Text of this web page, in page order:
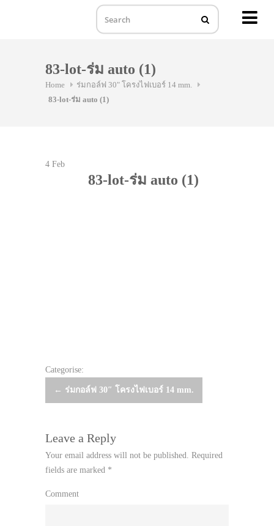
83-lot-ร่ม auto (1)
Home
ร่มกอล์ฟ 30" โครงไฟเบอร์ 14 mm.
83-lot-ร่ม auto (1)
4 Feb
83-lot-ร่ม auto (1)
Categorise:
Post
← ร่มกอล์ฟ 30″ โครงไฟเบอร์ 14 mm.
Leave a Reply
Your email address will not be published. Required
fields are marked *
Comment